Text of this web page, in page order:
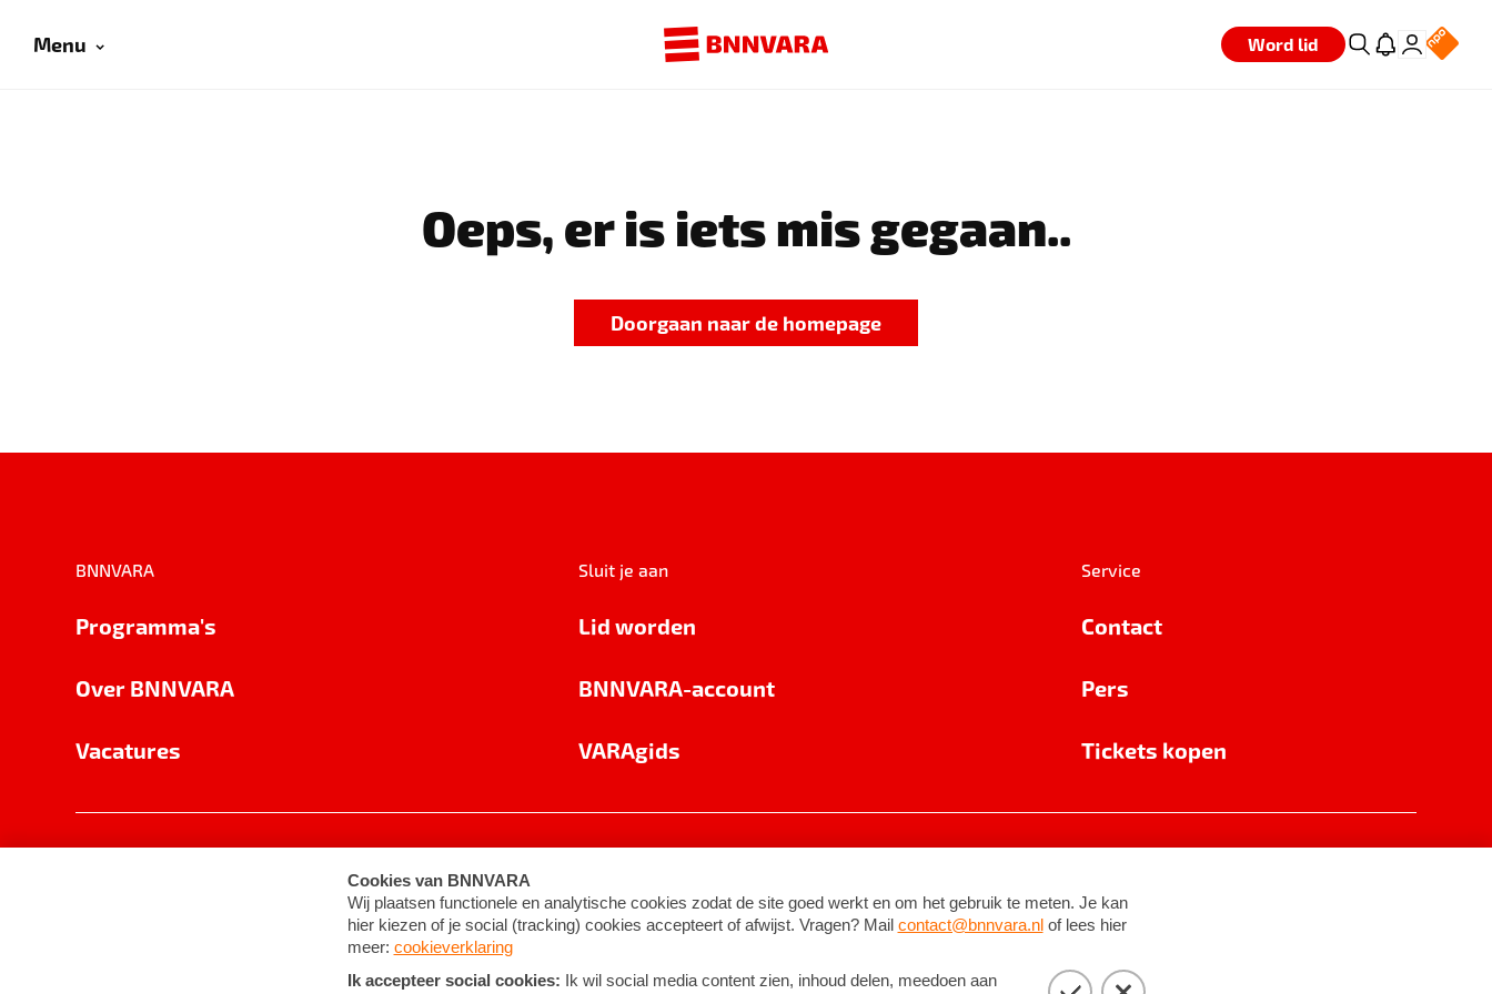
Menu Word lid
Oeps, er is iets mis gegaan..
Doorgaan naar de homepage
BNNVARA
Programma's
Over BNNVARA
Vacatures
Sluit je aan
Lid worden
BNNVARA-account
VARAgids
Service
Contact
Pers
Tickets kopen
Cookie-instellingen Algemene voorwaarden ©2026BNNVARA